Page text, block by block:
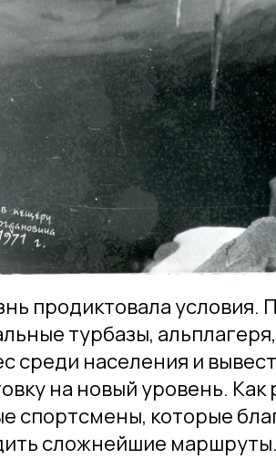
продиктовала
турбазы,
среди населения и
на новый уровень.
спортсмены, которые
сложнейшие маршруты.